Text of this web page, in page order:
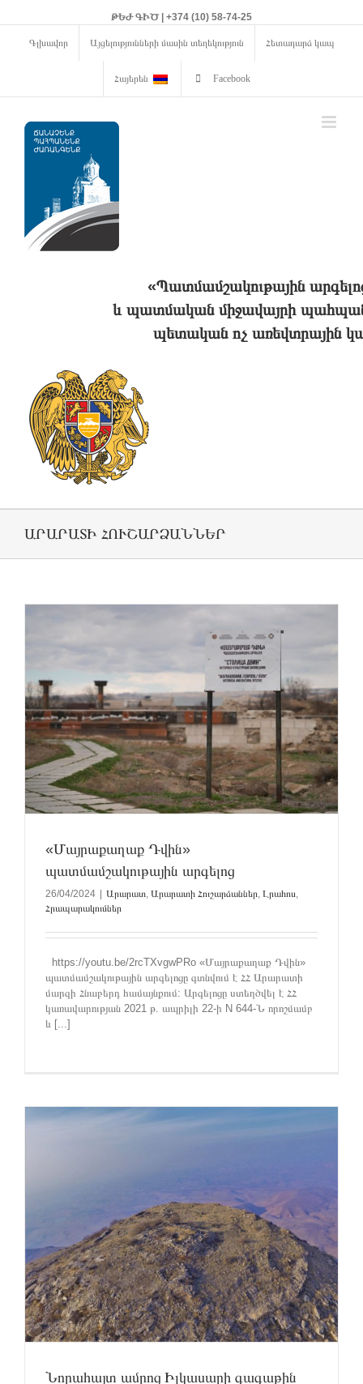
ԹԵԺ ԳԻԾ | +374 (10) 58-74-25
Գլխավոր Այցելությունների մասին տեղեկություն Հետադարձ կապ
Հայերեն Facebook
«Պատմամշակութային
և պատմական միջավայրի
պետական ոչ առեվտրային
ԱՐԱՐԱՏԻ ՀՈՒՇԱՐՁԱՆՆԵՐ
«Մայրաքաղաք Դվին»
պատմամշակութային արգելոց
26/04/2024 | Արարատ Արարատի Հուշարձաններ Լրահոս
Հրապարակումներ
https://youtu.be/2rcTXvgwPRo «Մայրաքաղաք Դվին»
պատմամշակութային արգելոցը գտնվում է ՀՀ Արարատի
մարզի Հնաբերդ համայնքում: Արգելոցը ստեղծվել է ՀՀ
կառավարության 2021 թ. ապրիլի 22-ի N 644-Ն որոշմամբ
և [...]
Նորահայտ ամրոց Իլկասարի գագաթին